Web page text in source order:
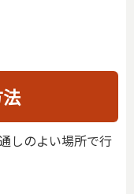
のよい場所で行